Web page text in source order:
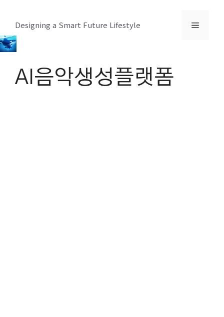
츠
로
Designing a Smart Future Lifestyle 메
AI음악생성플랫폼